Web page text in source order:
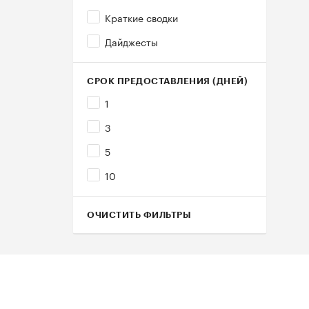
Краткие сводки
Дайджесты
СРОК ПРЕДОСТАВЛЕНИЯ (ДНЕЙ)
1
3
5
10
ОЧИСТИТЬ ФИЛЬТРЫ